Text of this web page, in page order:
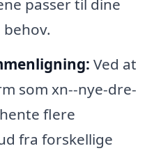
passer til dine
Ved at
som xn--nye-dre-
flere
fra forskellige